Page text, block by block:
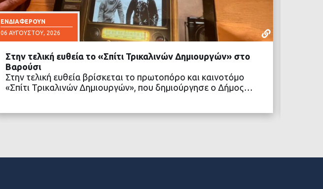
ΕΝΔΙΑΦΈΡΟΥΝ
06 ΑΥΓΟΎΣΤΟΥ, 2026
Στην τελική ευθεία το «Σπίτι Τρικαλινών Δημιουργών» στο
Βαρούσι
Στην τελική ευθεία βρίσκεται το πρωτοπόρο και καινοτόμο
«Σπίτι Τρικαλινών Δημιουργών», που δημιούργησε ο Δήμος…